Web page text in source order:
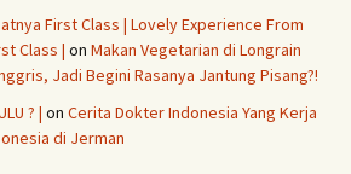
First Class | Lovely Experience From
Class | on Makan Vegetarian di Longrain
Jadi Begini Rasanya Jantung Pisang?!
? | on Cerita Dokter Indonesia Yang Kerja
di Jerman